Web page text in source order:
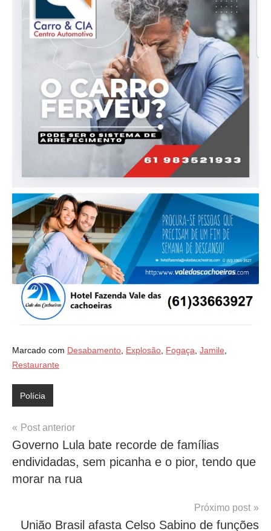
Marcado com Desabamento, Explosão, Fogaça, Jamile,
Restaurante
Polícia
Navegação
de
Post
Post anterior
Governo Lula bate recorde de famílias
endividadas, sem picanha e o pior, tendo que
morar na rua
Próximo post
União Brasil afasta Celso Sabino de funções